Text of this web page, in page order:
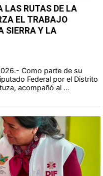
LAS RUTAS DE LA
EL TRABAJO
SIERRA Y LA
Como parte de su
Federal por el Distrito
acompañó al ...